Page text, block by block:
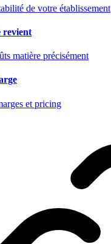
de votre établissement
revient
matière précisément
et pricing